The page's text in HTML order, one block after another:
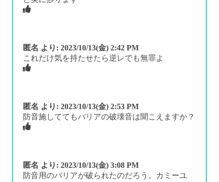
匿名 より: 2023/10/13(金) 2:42 PM
これだけ気を持たせたら逆レでも無罪よ
匿名 より: 2023/10/13(金) 2:53 PM
防音施しててもバリアの破壊音は聞こえますか？
匿名 より: 2023/10/13(金) 3:08 PM
防音用のバリアが破られたのだろう。カミーユ